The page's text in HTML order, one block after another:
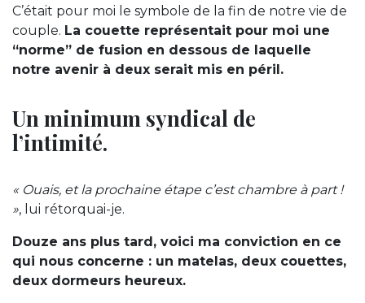
C’était pour moi le symbole de la fin de notre vie de
couple. La couette représentait pour moi une
“norme” de fusion en dessous de laquelle
notre avenir à deux serait mis en péril.
Un minimum syndical de
l’intimité.
« Ouais, et la prochaine étape c’est chambre à part !
», lui rétorquai-je.
Douze ans plus tard, voici ma conviction en ce
qui nous concerne : un matelas, deux couettes,
deux dormeurs heureux.